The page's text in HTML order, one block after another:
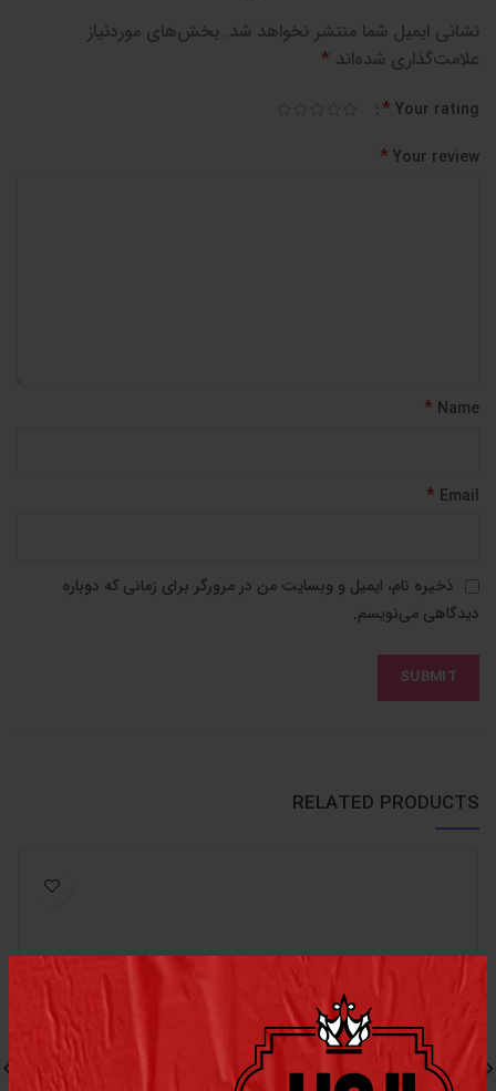
نشانی ایمیل شما منتشر نخواهد شد. بخش‌های موردنیاز
علامت‌گذاری شده‌اند *
Your rating
*
Your review
*
Name
*
Email
*
ذخیره نام، ایمیل و وبسایت من در مرورگر برای زمانی که دوباره
دیدگاهی می‌نویسم.
RELATED PRODUCTS